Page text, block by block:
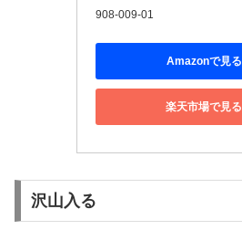
908-009-01
Amazonで見る
楽天市場で見る
沢山入る